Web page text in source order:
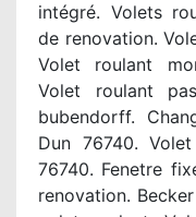
intégré. Volets
de renovation.
Volet roulant
Volet roulant
bubendorff.
Dun 76740.
76740. Fenetre
renovation.